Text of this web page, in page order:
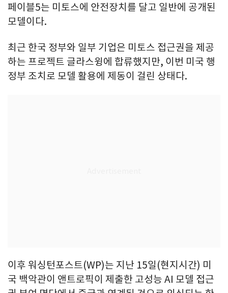
페이블5는 미토스에 안전장치를 달고 일반에 공개된
모델이다.
최근 한국 정부와 일부 기업은 미토스 접근권을 제공
하는 프로젝트 글라스윙에 합류했지만, 이번 미국 행
정부 조치로 모델 활용에 제동이 걸린 상태다.
이후 워싱턴포스트(WP)는 지난 15일(현지시간) 미
국 백악관이 앤트로픽이 제출한 고성능 AI 모델 접근